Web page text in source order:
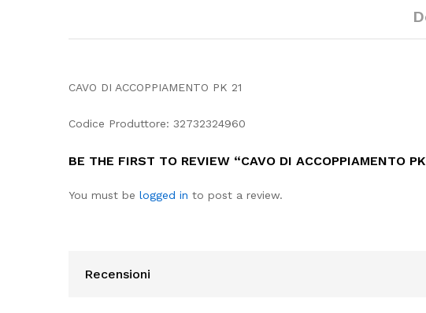
CAVO DI ACCOPPIAMENTO PK 21
Codice Produttore: 32732324960
BE THE FIRST TO REVIEW “CAVO DI ACCOPPIAMENTO
You must be logged in to post a review.
Recensioni